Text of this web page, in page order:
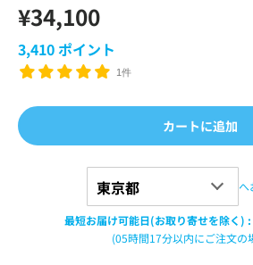
¥34,100
3,410ポイント
1件
カートに追加
へ
最短お届け可能日(お取り寄せを除く) :
(05時間17分以内にご注文の